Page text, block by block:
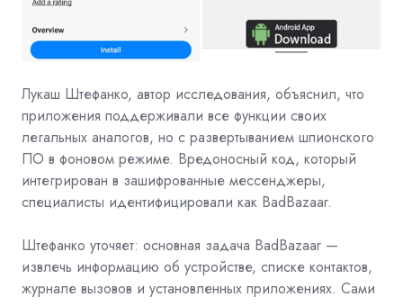
Лукаш Штефанко, автор исследования, объяснил, что
приложения поддерживали все функции своих
легальных аналогов, но с развертыванием шпионского
ПО в фоновом режиме. Вредоносный код, который
интегрирован в зашифрованные мессенджеры,
специалисты идентифицировали как BadBazaar.
Штефанко уточяет: основная задача BadBazaar —
извлечь информацию об устройстве, списке контактов,
журнале вызовов и установленных приложениях. Сами